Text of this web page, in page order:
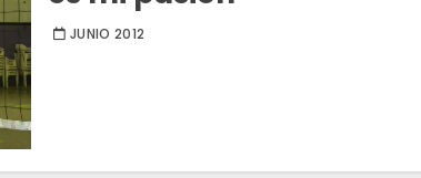
JUNIO 2012